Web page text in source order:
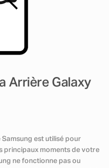
Arrière Galaxy
est utilisé pour
principaux moments de votre
ne fonctionne pas ou